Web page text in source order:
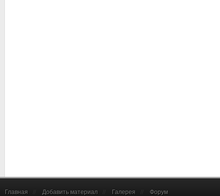
Главная Добавить материал Галерея Форум